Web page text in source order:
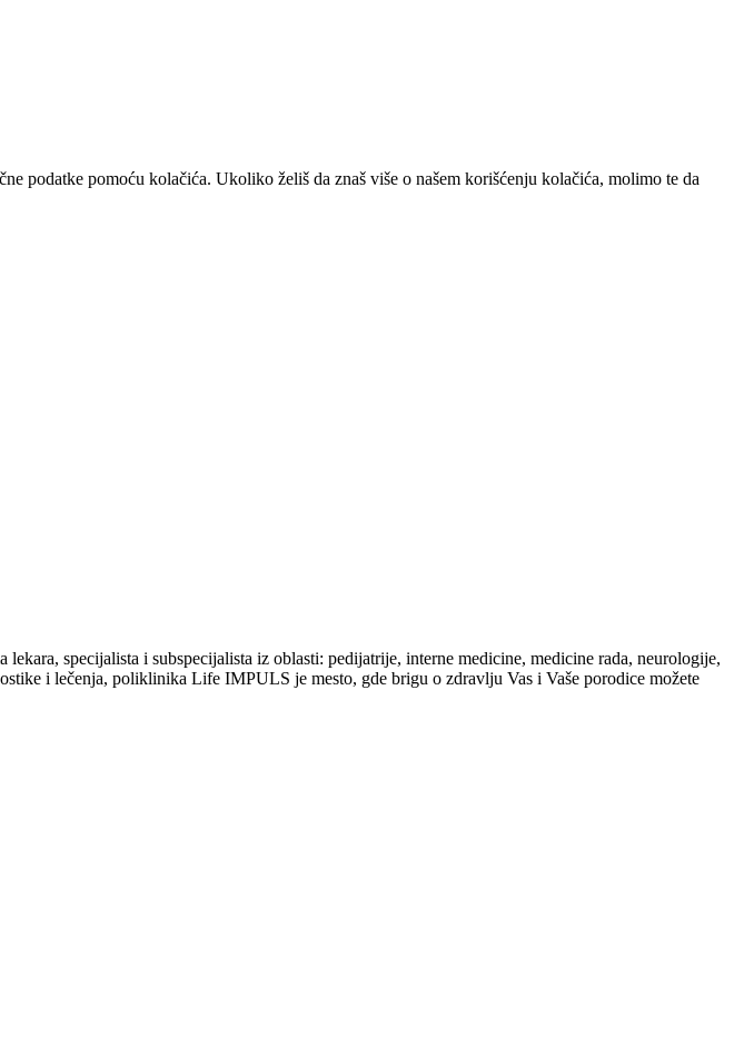
podatke pomoću kolačića. Ukoliko želiš da znaš više o našem korišćenju kolačića, molimo te da
specijalista i subspecijalista iz oblasti: pedijatrije, interne medicine, medicine rada, neurologije,
i lečenja, poliklinika Life IMPULS je mesto, gde brigu o zdravlju Vas i Vaše porodice možete